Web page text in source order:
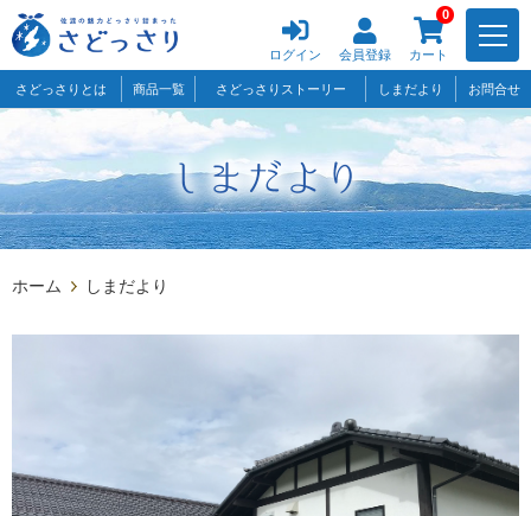
ログイン 会員登録
0
カート
さどっさりとは 商品一覧 さどっさりストーリー しまだより お問合せ
ホーム しまだより